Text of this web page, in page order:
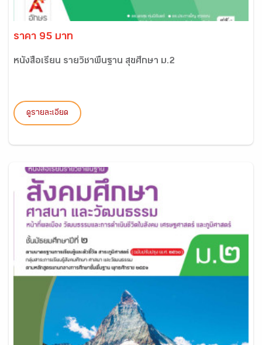
ราคา 95 บาท
หนังสือเรียน รายวิชาพื้นฐาน สุขศึกษา ม.2
ดูรายละเอียด